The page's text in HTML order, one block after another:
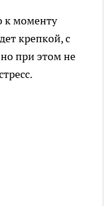
к моменту
крепкой, с
при этом не